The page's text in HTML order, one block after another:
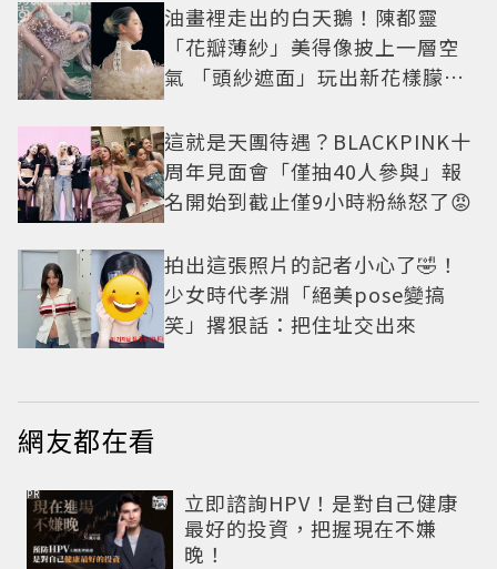
油畫裡走出的白天鵝！陳都靈
「花瓣薄紗」美得像披上一層空
氣 「頭紗遮面」玩出新花樣朦朧
這就是天團待遇？BLACKPINK十
周年見面會「僅抽40人參與」報
名開始到截止僅9小時粉絲怒了😡
拍出這張照片的記者小心了🤣！
少女時代孝淵「絕美pose變搞
笑」撂狠話：把住址交出來
網友都在看
立即諮詢HPV！是對自己健康
最好的投資，把握現在不嫌
晚！
PR